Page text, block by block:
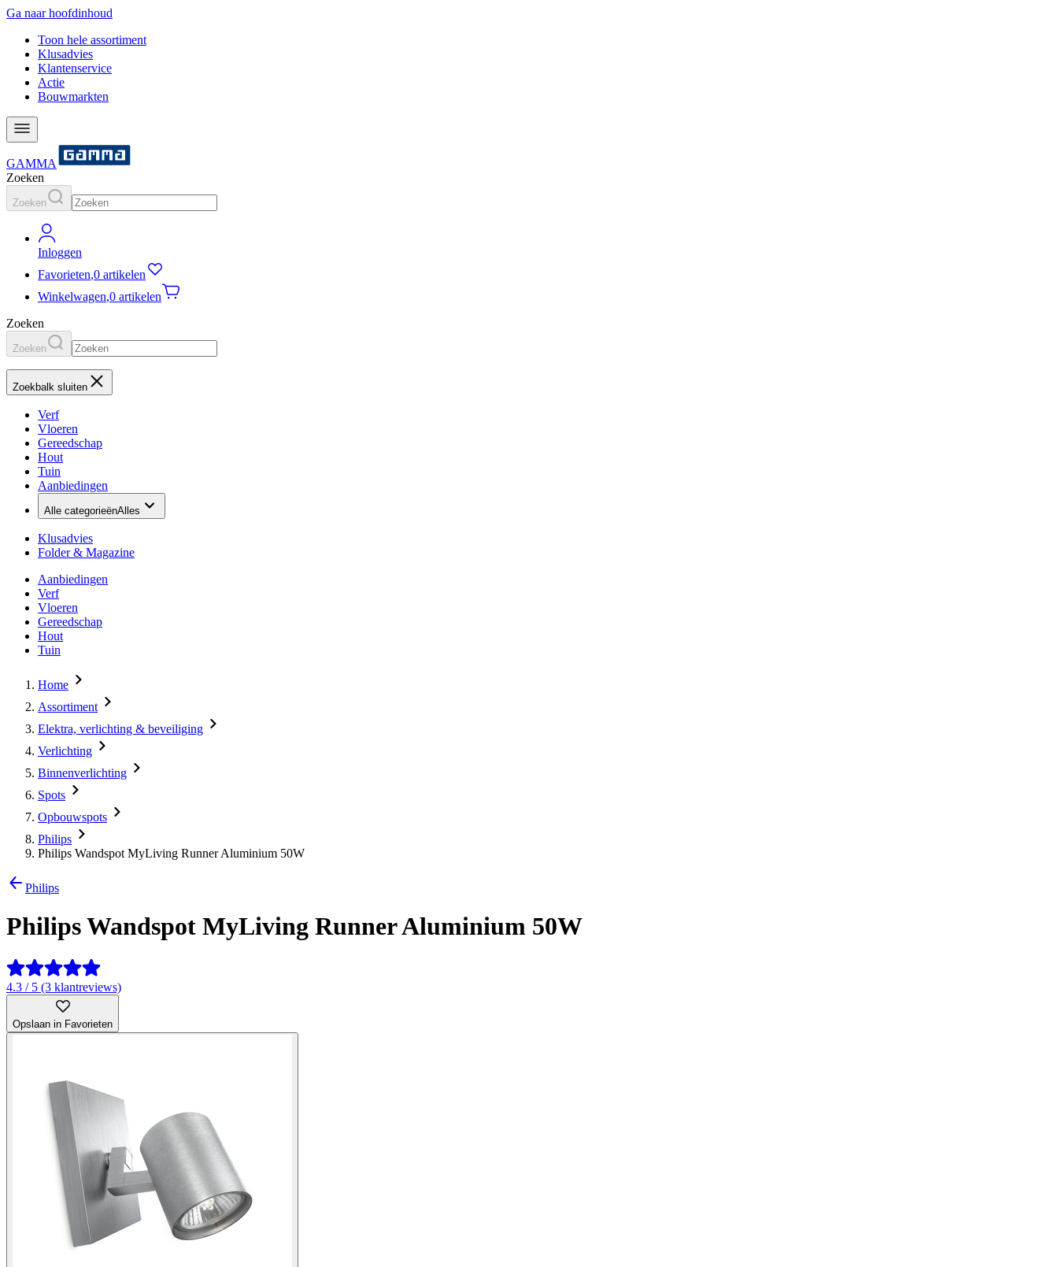
Ga naar hoofdinhoud
Toon hele assortiment
Klusadvies
Klantenservice
Actie
Bouwmarkten
GAMMA
Zoeken
Zoeken
Inloggen
Favorieten,0 artikelen
Winkelwagen,0 artikelen
Zoeken
Zoeken
Zoekbalk sluiten
Verf
Vloeren
Gereedschap
Hout
Tuin
Aanbiedingen
Alle categorieënAlles
Klusadvies
Folder & Magazine
Aanbiedingen
Verf
Vloeren
Gereedschap
Hout
Tuin
Home
Assortiment
Elektra, verlichting & beveiliging
Verlichting
Binnenverlichting
Spots
Opbouwspots
Philips
Philips Wandspot MyLiving Runner Aluminium 50W
Philips
Philips Wandspot MyLiving Runner Aluminium 50W
4.3 / 5 (3 klantreviews)
Opslaan in Favorieten